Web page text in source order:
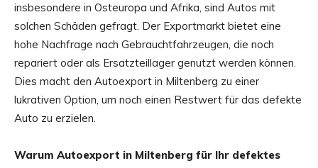
insbesondere in Osteuropa und Afrika, sind Autos mit
solchen Schäden gefragt. Der Exportmarkt bietet eine
hohe Nachfrage nach Gebrauchtfahrzeugen, die noch
repariert oder als Ersatzteillager genutzt werden können.
Dies macht den Autoexport in Miltenberg zu einer
lukrativen Option, um noch einen Restwert für das defekte
Auto zu erzielen.
Warum Autoexport in Miltenberg für Ihr defektes